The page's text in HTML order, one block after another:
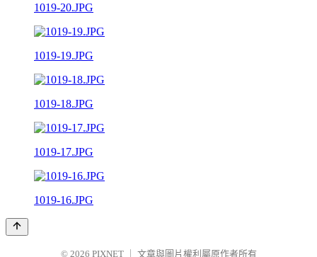
1019-20.JPG
1019-19.JPG
1019-18.JPG
1019-17.JPG
1019-16.JPG
© 2026 PIXNET 文章與圖片權利屬原作者所有